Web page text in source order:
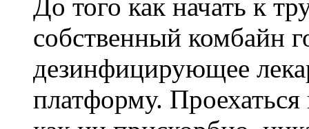
До того как начать к
собственный комбайн
дезинфицирующее
платформу.